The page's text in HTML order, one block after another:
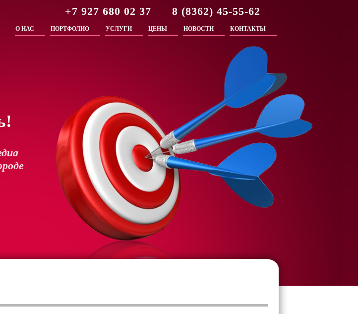
+7 927 680 02 37 8 (8362) 45-55-62
О НАС ПОРТФОЛИО УСЛУГИ ЦЕНЫ НОВОСТИ КОНТАКТЫ